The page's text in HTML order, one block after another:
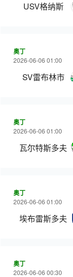
USV格纳斯
奥丁
2026-06-06 01:00
SV雷布林市
奥丁
2026-06-06 01:00
瓦尔特斯多夫
奥丁
2026-06-06 01:00
埃布雷斯多夫
奥丁
2026-06-06 00:30